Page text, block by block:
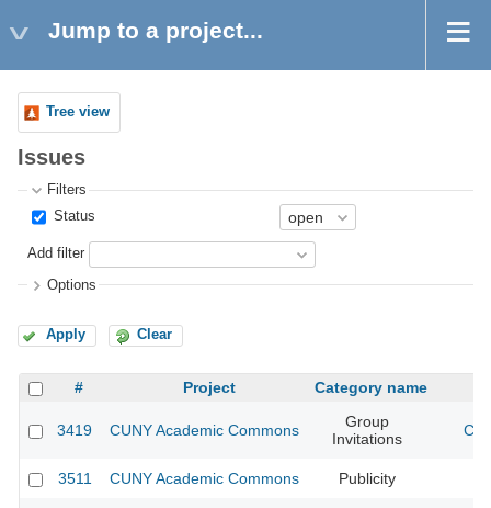
Jump to a project...
Tree view
Issues
Filters
Status
Add filter
Options
Apply Clear
# Project Category name
3419 CUNY Academic Commons
Group
Invitations
3511 CUNY Academic Commons Publicity